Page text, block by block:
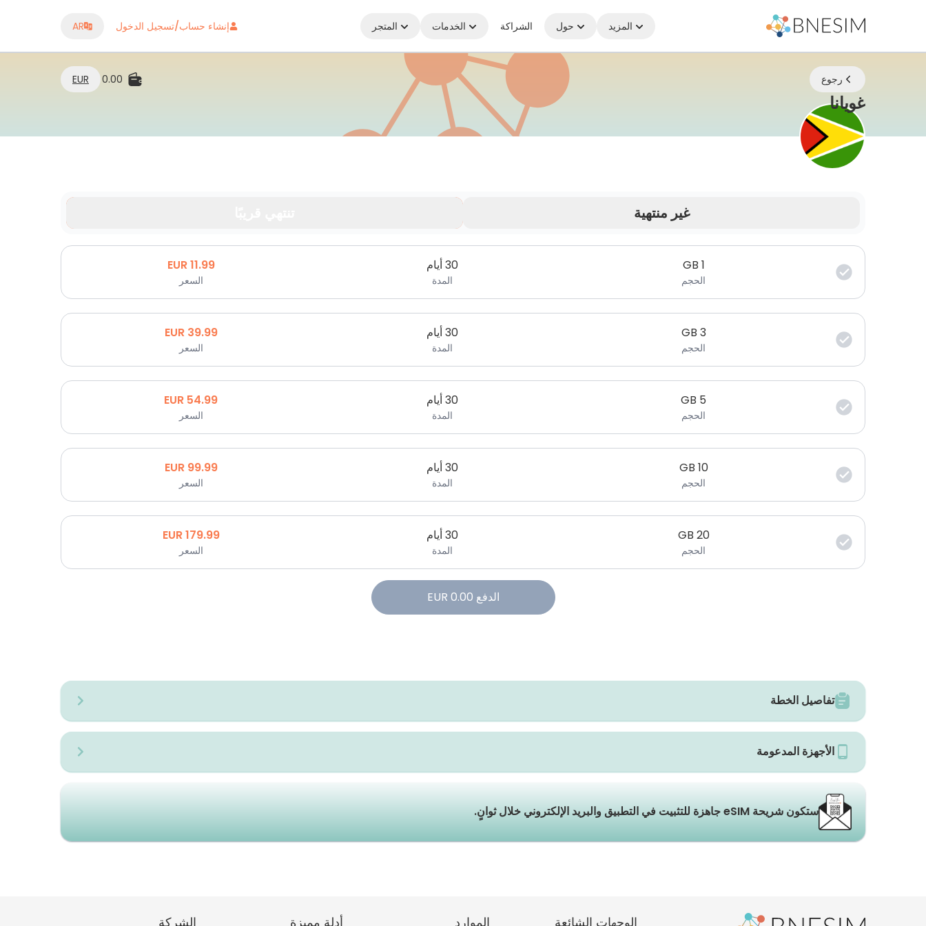
المتجر الخدمات الشراكة حول المزيد إنشاء حساب/تسجيل الدخول AR
رجوع 0.00
EUR
غوياناeSIM | ابقَ متصلاً أينما كنت
غير منتهية
بياناتك صالحة لفترة محدودة.
1
GB
الحجم
30 أيام
المدة
11.99
EUR
السعر
3
GB
الحجم
30 أيام
المدة
39.99
EUR
السعر
5
GB
الحجم
30 أيام
المدة
54.99
EUR
السعر
10
GB
الحجم
30 أيام
المدة
99.99
EUR
السعر
20
GB
الحجم
30 أيام
المدة
179.99
EUR
السعر
الدفع 0.00
EUR
تفاصيل الخطة
الأجهزة المدعومة
ستكون شريحة eSIM جاهزة للتثبيت في التطبيق والبريد الإلكتروني خلال ثوانٍ.
الوجهات الشائعة الموارد أدلة مميزة الشركة